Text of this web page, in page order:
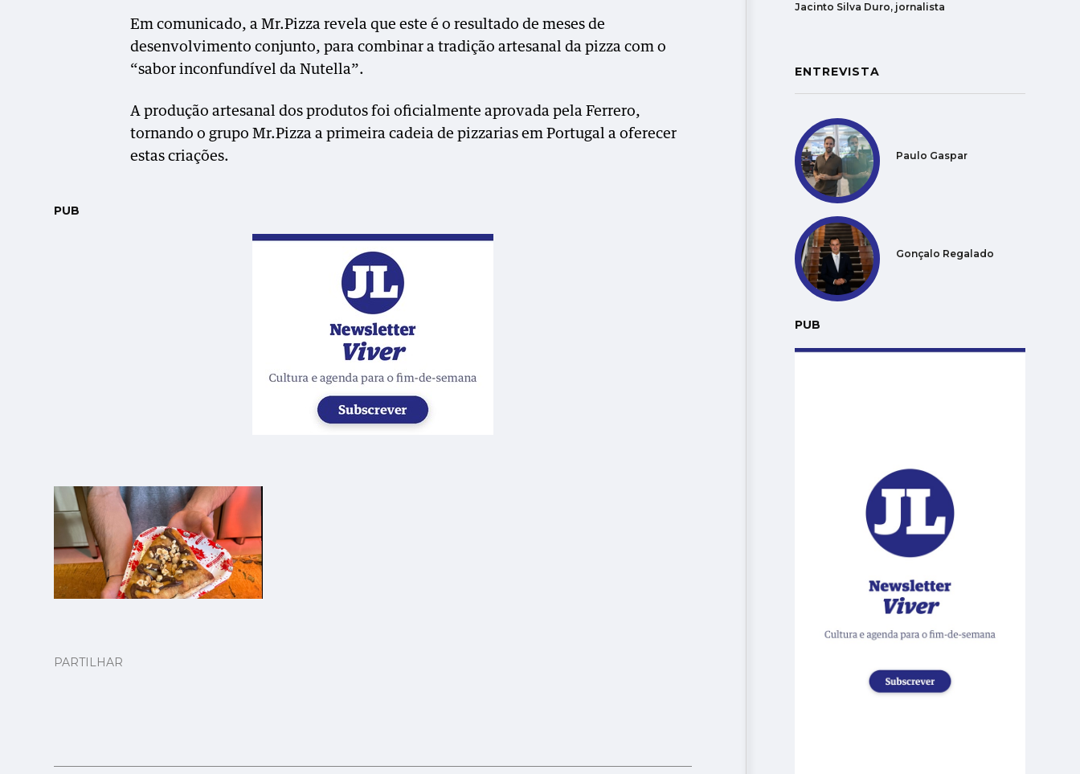
Em comunicado, a Mr.Pizza revela que este é o resultado de meses de
desenvolvimento conjunto, para combinar a tradição artesanal da pizza com o
“sabor inconfundível da Nutella”.
A produção artesanal dos produtos foi oficialmente aprovada pela Ferrero,
tornando o grupo Mr.Pizza a primeira cadeia de pizzarias em Portugal a oferecer
estas criações.
PUB
PARTILHAR
Jacinto Silva Duro, jornalista
ENTREVISTA
Paulo Gaspar
Gonçalo Regalado
PUB